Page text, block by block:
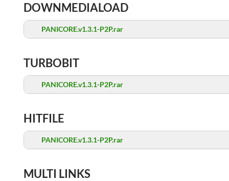
DOWNMEDIALOAD
PANICORE.v1.3.1-P2P.rar
TURBOBIT
PANICORE.v1.3.1-P2P.rar
HITFILE
PANICORE.v1.3.1-P2P.rar
MULTI LINKS